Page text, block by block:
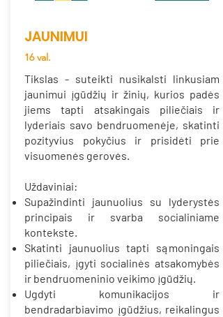
JAUNIMUI
16 val.
Tikslas - suteikti nusikalsti linkusiam
jaunimui įgūdžių ir žinių, kurios padės
jiems tapti atsakingais piliečiais ir
lyderiais savo bendruomenėje, skatinti
pozityvius pokyčius ir prisidėti prie
visuomenės gerovės.
Uždaviniai:
Supažindinti jaunuolius su lyderystės
principais ir svarba socialiniame
kontekste.
Skatinti jaunuolius tapti sąmoningais
piliečiais, įgyti socialinės atsakomybės
ir bendruomeninio veikimo įgūdžių.
Ugdyti komunikacijos ir
bendradarbiavimo įgūdžius, reikalingus